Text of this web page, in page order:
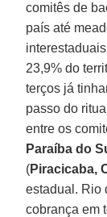
comitês de
país até
23,9% do
terços já
passo do
entre os
Paraíba do
(Piracicaba,
estadual. Rio
cobrança em